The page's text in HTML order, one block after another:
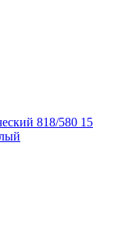
818/580 15